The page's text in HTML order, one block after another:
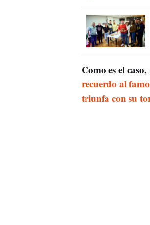
Como es el
recuerdo al
triunfa con su